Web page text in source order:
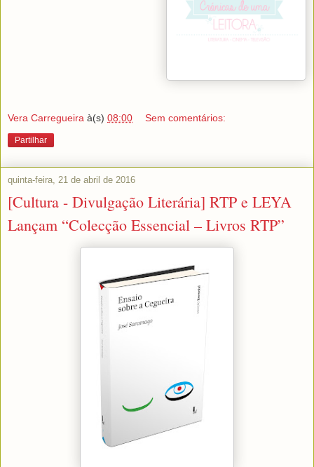
Vera Carregueira à(s) 08:00 Sem comentários:
Partilhar
quinta-feira, 21 de abril de 2016
[Cultura - Divulgação Literária] RTP e LEYA
Lançam “Colecção Essencial – Livros RTP”